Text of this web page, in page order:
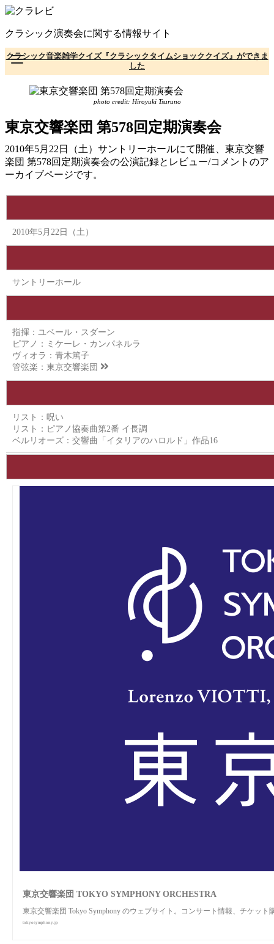
コ
テ
ン
ツ
へ
クラシック演奏会に関する情報サイト
クラシック音楽雑学クイズ『クラシックタイムショッククイズ』ができま
した
photo credit: Hiroyuki Tsuruno
東京交響楽団 第578回定期演奏会
2010年5月22日（土）サントリーホールにて開催、東京交響
楽団 第578回定期演奏会の公演記録とレビュー/コメントのア
ーカイブページです。
2010年5月22日（土）
サントリーホール
指揮：ユベール・スダーン
ピアノ：ミケーレ・カンパネルラ
ヴィオラ：青木篤子
管弦楽： 東京交響楽団
リスト：呪い
リスト：ピアノ協奏曲第2番 イ長調
ベルリオーズ：交響曲「イタリアのハロルド」作品16
東京交響楽団 TOKYO SYMPHONY ORCHESTRA
東京交響楽団 Tokyo Symphony のウェブサイト。コンサート情報、チケッ
tokyosymphony.jp